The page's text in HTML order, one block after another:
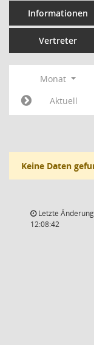
Informationen
Vertreter
Monat
Aktuell
Keine Daten
Letzte
12:08:42